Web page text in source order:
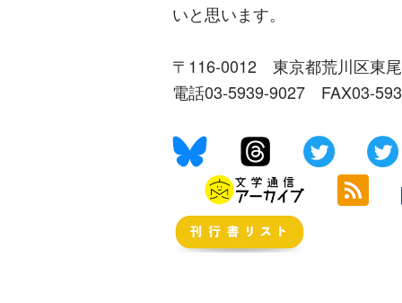
いと思います。
〒116-0012 東京都荒川区東
電話03-5939-9027 FAX03-